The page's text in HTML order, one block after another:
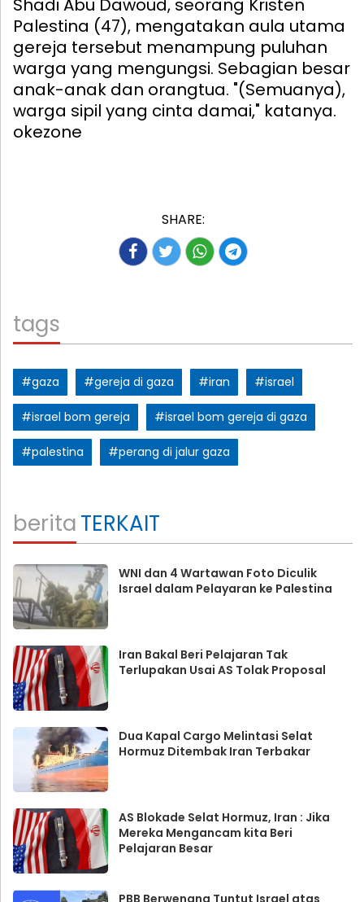
Shadi Abu Dawoud, seorang Kristen
Palestina (47), mengatakan aula utama
gereja tersebut menampung puluhan
warga yang mengungsi. Sebagian besar
anak-anak dan orangtua. "(Semuanya),
warga sipil yang cinta damai," katanya.
okezone
SHARE:
tags
#gaza #gereja di gaza #iran #israel
#israel bom gereja #israel bom gereja di gaza
#palestina #perang di jalur gaza
beritaTERKAIT
WNI dan 4 Wartawan Foto Diculik
Israel dalam Pelayaran ke Palestina
Iran Bakal Beri Pelajaran Tak
Terlupakan Usai AS Tolak Proposal
Dua Kapal Cargo Melintasi Selat
Hormuz Ditembak Iran Terbakar
AS Blokade Selat Hormuz, Iran : Jika
Mereka Mengancam kita Beri
Pelajaran Besar
PBB Berwenang Tuntut Israel atas